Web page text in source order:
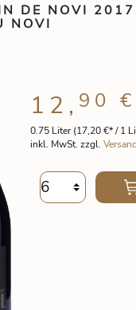
DE NOVI 2017
NOVI
0.75 Liter(17,20 €* / 1
inkl. MwSt. zzgl.
12, 90 €